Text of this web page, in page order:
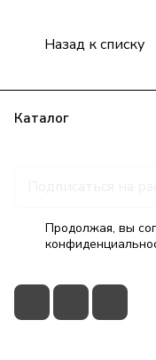
Назад к списку
Каталог
Продолжая, вы